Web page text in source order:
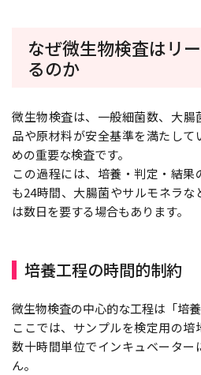
なぜ微生物検査はリ
るのか
微生物検査は、一般細菌数、大腸
品や原材料が安全基準を満たして
めの重要な検査です。
この過程には、培養・判定・結
も24時間、大腸菌やサルモネラ
は数日を要する場合もあります。
培養工程の時間的制約
微生物検査の中心的な工程は「培養
ここでは、サンプルを検定用の
数十時間単位でインキュベーター
ん。